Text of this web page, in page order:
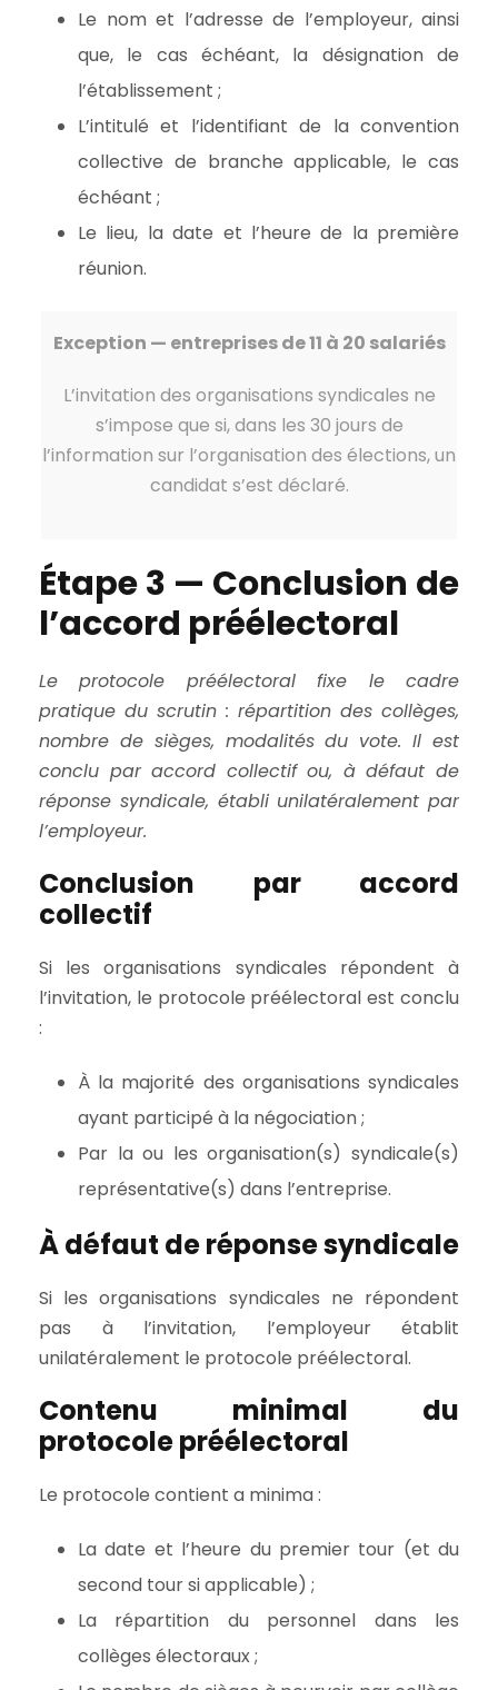
Le nom et l’adresse de l’employeur, ainsi
que, le cas échéant, la désignation de
l’établissement ;
L’intitulé et l’identifiant de la convention
collective de branche applicable, le cas
échéant ;
Le lieu, la date et l’heure de la première
réunion.
Exception — entreprises de 11 à 20 salariés
L’invitation des organisations syndicales ne
s’impose que si, dans les 30 jours de
l’information sur l’organisation des élections, un
candidat s’est déclaré.
Étape 3 — Conclusion de
l’accord préélectoral
Le protocole préélectoral fixe le cadre
pratique du scrutin : répartition des collèges,
nombre de sièges, modalités du vote. Il est
conclu par accord collectif ou, à défaut de
réponse syndicale, établi unilatéralement par
l’employeur.
Conclusion par accord
collectif
Si les organisations syndicales répondent à
l’invitation, le protocole préélectoral est conclu
:
À la majorité des organisations syndicales
ayant participé à la négociation ;
Par la ou les organisation(s) syndicale(s)
représentative(s) dans l’entreprise.
À défaut de réponse syndicale
Si les organisations syndicales ne répondent
pas à l’invitation, l’employeur établit
unilatéralement le protocole préélectoral.
Contenu minimal du
protocole préélectoral
Le protocole contient a minima :
La date et l’heure du premier tour (et du
second tour si applicable) ;
La répartition du personnel dans les
collèges électoraux ;